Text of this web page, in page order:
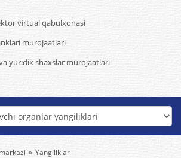
virtual qabulxonasi
murojaatlari
yuridik shaxslar murojaatlari
Yangiliklar